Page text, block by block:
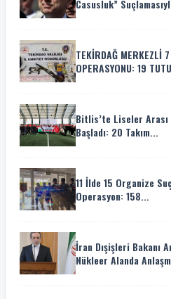
Casusluk”
TEKİRDAĞ MERKEZLİ 7
OPERASYONU: 19
Bitlis’te Liseler Arası
Başladı: 20 Takım...
11 İlde 15 Organize
Operasyon: 158...
İran Dışişleri Bakanı
Nükleer Alanda